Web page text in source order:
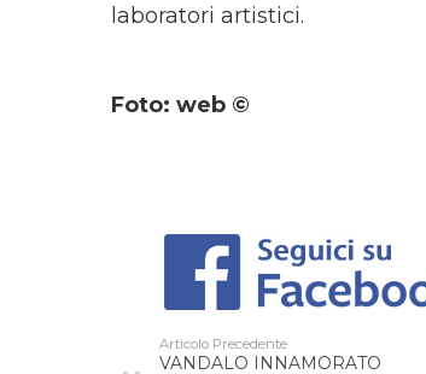
laboratori artistici.
Foto: web ©
Articolo Precedente
VANDALO INNAMORATO